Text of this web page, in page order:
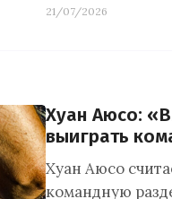
21/07/2026
Хуан Аюсо:
выиграть
Хуан Аюсо
командную